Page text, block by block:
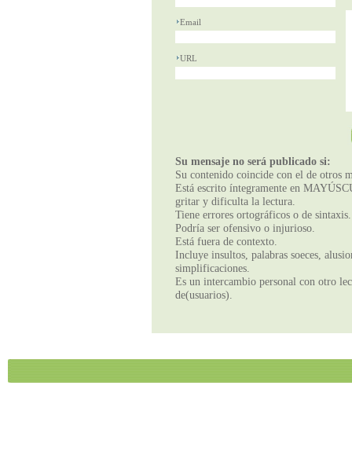
Email
URL
Su mensaje no será publicado si:
Su contenido coincide con el de otros
Está escrito íntegramente en
gritar y dificulta la lectura.
Tiene errores ortográficos o de sintaxis.
Podría ser ofensivo o injurioso.
Está fuera de contexto.
Incluye insultos, palabras soeces,
simplificaciones.
Es un intercambio personal con otro
de(usuarios).